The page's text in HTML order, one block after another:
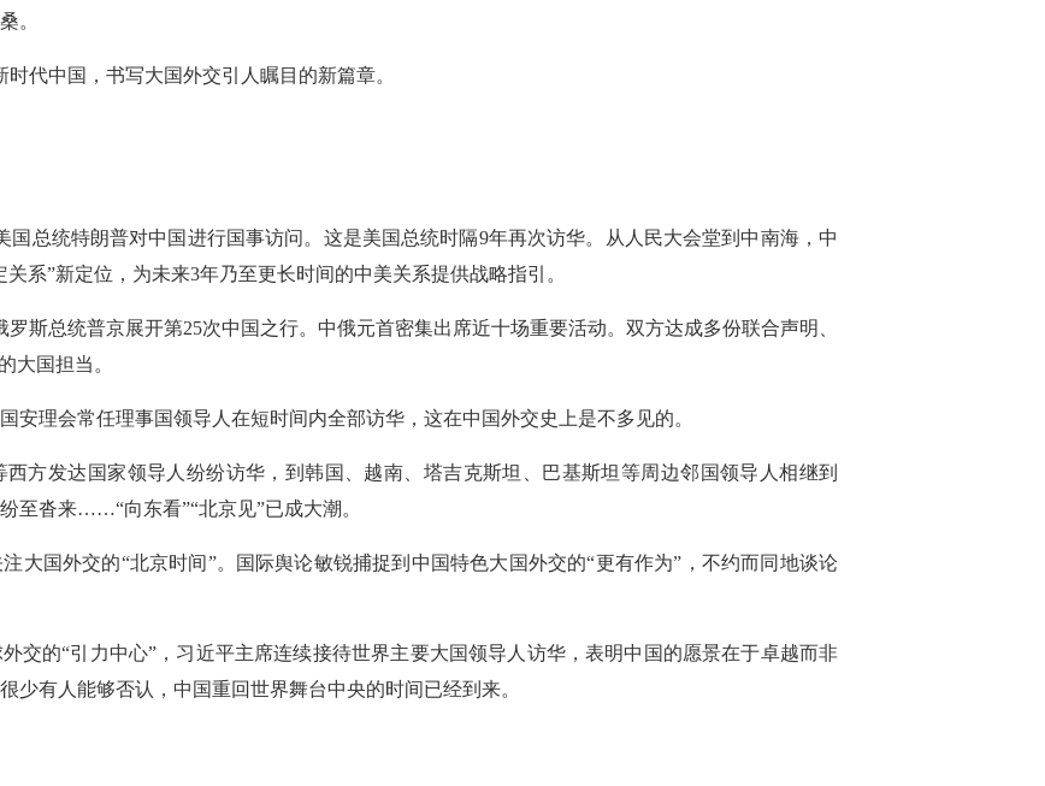
。
代中国，书写大国外交引人瞩目的新篇章。
国总统特朗普对中国进行国事访问。这是美国总统时隔9年再次访华。从人民大会堂到中南海，中
系”新定位，为未来3年乃至更长时间的中美关系提供战略指引。
斯总统普京展开第25次中国之行。中俄元首密集出席近十场重要活动。双方达成多份联合声明、
大国担当。
安理会常任理事国领导人在短时间内全部访华，这在中国外交史上是不多见的。
方发达国家领导人纷纷访华，到韩国、越南、塔吉克斯坦、巴基斯坦等周边邻国领导人相继到
至沓来……“向东看”“北京见”已成大潮。
大国外交的“北京时间”。国际舆论敏锐捕捉到中国特色大国外交的“更有作为”，不约而同地谈论
交的“引力中心”，习近平主席连续接待世界主要大国领导人访华，表明中国的愿景在于卓越而非
少有人能够否认，中国重回世界舞台中央的时间已经到来。